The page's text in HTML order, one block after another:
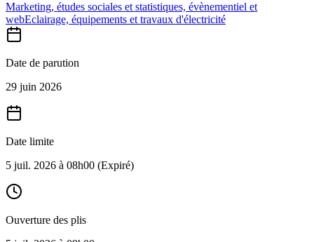
Marketing, études sociales et statistiques, évènementiel et
webEclairage, équipements et travaux d'électricité
Date de parution
29 juin 2026
Date limite
5 juil. 2026 à 08h00 (Expiré)
Ouverture des plis